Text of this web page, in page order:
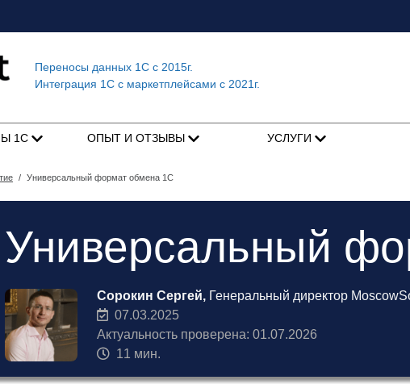
Переносы данных 1Сс 2015г.
Интеграция 1C с маркетплейсами с 2021г.
1С ОПЫТ И ОТЗЫВЫ УСЛУГИ
/ Универсальный формат обмена 1С
Универсальный
Сорокин Сергей, Генеральный директор
07.03.2025
Актуальность проверена: 01.07.2026
11 мин.